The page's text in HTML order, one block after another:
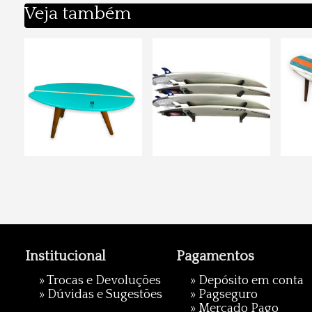
Veja também
Institucional
»Trocas e Devoluções
» Dúvidas e Sugestões
Pagamentos
» Depósito em conta
» Pagseguro
» Mercado Pago